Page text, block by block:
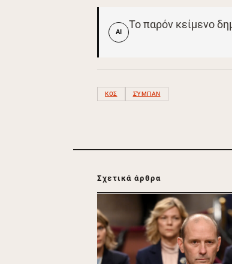
AI
Το παρόν κείμενο
ΚΟΣ ΣΎΜΠΑΝ
Σχετικά άρθρα